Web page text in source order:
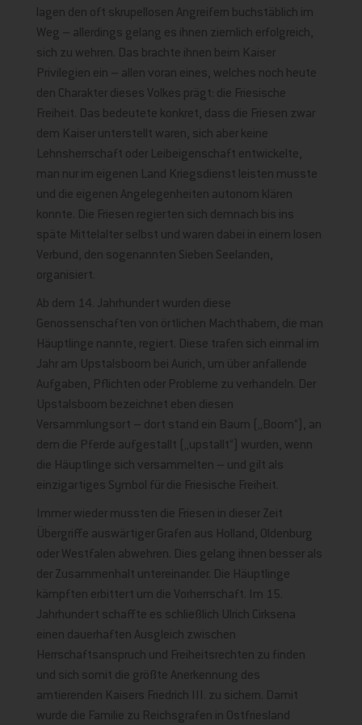
lagen den oft skrupellosen Angreifern buchstäblich im
Weg – allerdings gelang es ihnen ziemlich erfolgreich,
sich zu wehren. Das brachte ihnen beim Kaiser
Privilegien ein – allen voran eines, welches noch heute
den Charakter dieses Volkes prägt: die Friesische
Freiheit. Das bedeutete konkret, dass die Friesen zwar
dem Kaiser unterstellt waren, sich aber keine
Lehnsherrschaft oder Leibeigenschaft entwickelte,
man nur im eigenen Land Kriegsdienst leisten musste
und die eigenen Angelegenheiten autonom klären
konnte. Die Friesen regierten sich demnach bis ins
späte Mittelalter selbst und waren dabei in einem losen
Verbund, den sogenannten Sieben Seelanden,
organisiert.
Ab dem 14. Jahrhundert wurden diese
Genossenschaften von örtlichen Machthabern, die man
Häuptlinge nannte, regiert. Diese trafen sich einmal im
Jahr am Upstalsboom bei Aurich, um über anfallende
Aufgaben, Pflichten oder Probleme zu verhandeln. Der
Upstalsboom bezeichnet eben diesen
Versammlungsort – dort stand ein Baum („Boom“), an
dem die Pferde aufgestallt („upstallt“) wurden, wenn
die Häuptlinge sich versammelten – und gilt als
einzigartiges Symbol für die Friesische Freiheit.
Immer wieder mussten die Friesen in dieser Zeit
Übergriffe auswärtiger Grafen aus Holland, Oldenburg
oder Westfalen abwehren. Dies gelang ihnen besser als
der Zusammenhalt untereinander. Die Häuptlinge
kämpften erbittert um die Vorherrschaft. Im 15.
Jahrhundert schaffte es schließlich Ulrich Cirksena
einen dauerhaften Ausgleich zwischen
Herrschaftsanspruch und Freiheitsrechten zu finden
und sich somit die größte Anerkennung des
amtierenden Kaisers Friedrich III. zu sichern. Damit
wurde die Familie zu Reichsgrafen in Ostfriesland